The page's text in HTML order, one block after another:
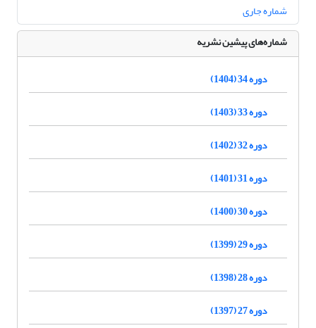
شماره جاری
شماره‌های پیشین نشریه
دوره 34 (1404)
دوره 33 (1403)
دوره 32 (1402)
دوره 31 (1401)
دوره 30 (1400)
دوره 29 (1399)
دوره 28 (1398)
دوره 27 (1397)